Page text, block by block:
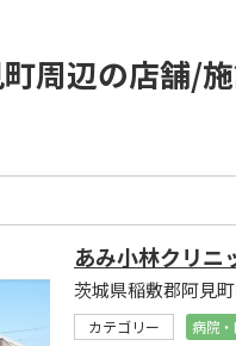
周辺の店舗/施
あみ小林クリニ
茨城県稲敷郡阿見
カテゴリー 病院